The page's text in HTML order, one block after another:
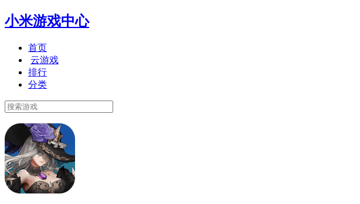
小米游戏中心
首页
云游戏
排行
分类